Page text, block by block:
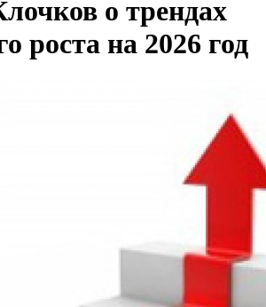
о трендах
роста на 2026 год